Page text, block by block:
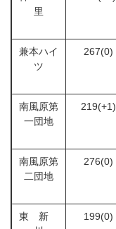
里
兼本ハイ
ツ
267(0)
南風原第
一団地
219(+1)
南風原第
二団地
276(0)
東 新
199(0)